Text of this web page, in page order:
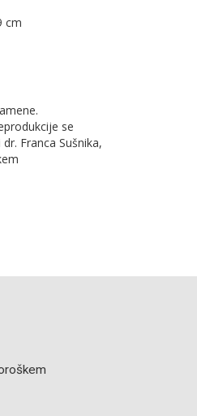
cm
se
Franca Sušnika,